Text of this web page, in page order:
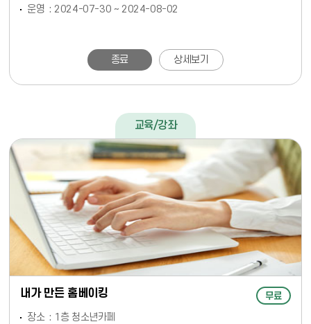
운영
2024-07-30 ~ 2024-08-02
종료 상세보기
교육/강좌
내가 만든 홈베이킹 무료
장소
1층 청소년카페